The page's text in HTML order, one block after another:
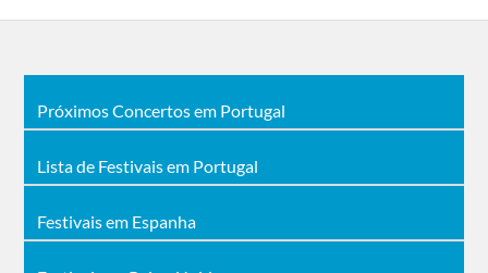
Próximos Concertos em Portugal
Lista de Festivais em Portugal
Festivais em Espanha